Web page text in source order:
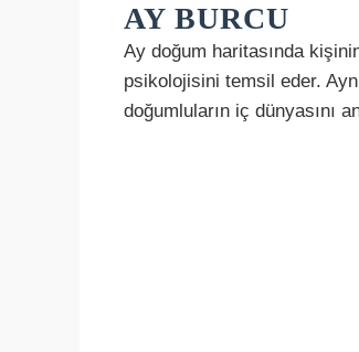
AY BURCU
Ay doğum haritasında
psikolojisini temsil eder.
doğumluların iç dünyasını